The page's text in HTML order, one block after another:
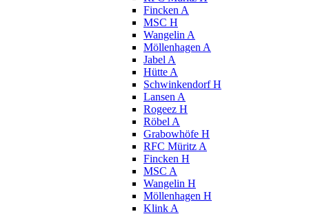
Fincken A
MSC H
Wangelin A
Möllenhagen A
Jabel A
Hütte A
Schwinkendorf H
Lansen A
Rogeez H
Röbel A
Grabowhöfe H
RFC Müritz A
Fincken H
MSC A
Wangelin H
Möllenhagen H
Klink A